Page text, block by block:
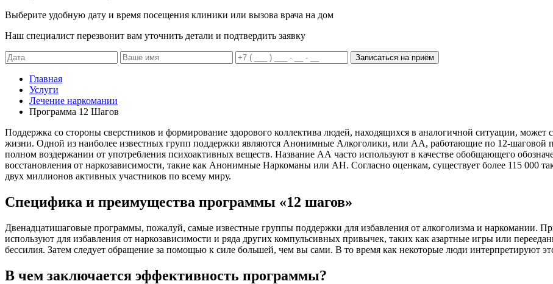
Выберите удобную дату и время посещения клиники или вызова врача на дом
Наш специалист перезвонит вам уточнить детали и подтвердить заявку
Записаться на приём
Главная
Услуги
Лечение наркомании
Программа 12 Шагов
Поддержка со стороны сверстников и формирование здорового коллектива людей, находящихся в аналогичной ситуации, может
жизни. Одной из наиболее известных групп поддержки являются Анонимные Алкоголики, или АА, работающие по 12-шаговой
полном воздержании от употребления психоактивных веществ. Название АА часто используют в качестве обобщающего
восстановления от наркозависимости, такие как Анонимные Наркоманы или АН. Согласно оценкам, существует более 115 000
двух миллионов активных участников по всему миру.
Специфика и преимущества программы «12 шагов»
Двенадцатишаговые программы, пожалуй, самые известные группы поддержки для избавления от алкоголизма и наркомании.
используют для избавления от наркозависимости и ряда других компульсивных привычек, таких как азартные игры или
бессилия. Затем следует обращение за помощью к силе большей, чем вы сами. В то время как некоторые люди интерпретируют
В чем заключается эффективность программы?